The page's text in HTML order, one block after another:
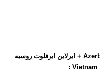
+ ایرلاین ایرفلوت روسیه
: